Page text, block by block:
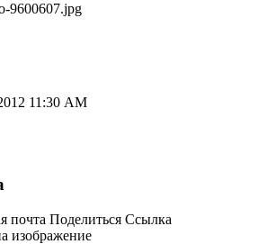
9600607.jpg
11:30 AM
почта Поделиться Ссылка
изображение